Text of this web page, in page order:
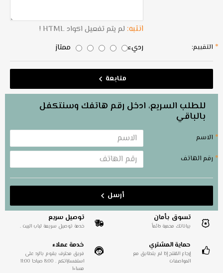
انتبه: لم يتم تفعيل اكواد HTML !
التقييم: رديء ممتاز
متابعة
للطلب السريع، ادخل رقم هاتفك وسنتكفل
بالباقي
الاسم
رقم الهاتف
أرسل
تسوق بأمان
بياناتك محمية دائماً
توصيل سريع
خدمة توصيل سريعة لباب البيت .
حماية المشتري
إرجاع المُنتج إذا لم يتطابق مع
المواصفات
خدمة عملاء
فريق محترف يقوم بالرد على
استفساراتكم . 8:00 صباحا 11:00
مساءا